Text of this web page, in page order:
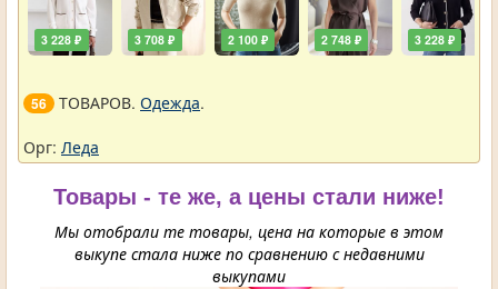
3 228 ₽ 3 708 ₽ 2 100 ₽ 2 748 ₽ 3 228 ₽
56 ТОВАРОВ. Одежда.
Орг: Леда
Товары - те же, а цены стали ниже!
Мы отобрали те товары, цена на которые в этом
выкупе стала ниже по сравнению с недавними
выкупами